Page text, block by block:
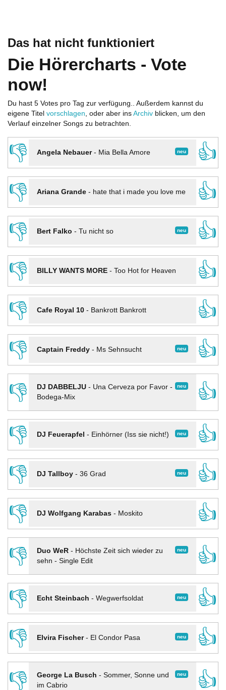
Das hat nicht funktioniert
Die Hörercharts - Vote
now!
Du hast 5 Votes pro Tag zur verfügung.. Außerdem kannst du
eigene Titel vorschlagen, oder aber ins Archiv blicken, um den
Verlauf einzelner Songs zu betrachten.
👎 neu
Angela Nebauer- Mia Bella Amore
👍
👎
Ariana Grande- hate that i made you love me
👍
👎
neu
Bert Falko - Tu nicht so
👍
👎
BILLY WANTS MORE- Too Hot for Heaven
👍
👎
Cafe Royal 10- Bankrott Bankrott
👍
👎
neu
Captain Freddy- Ms Sehnsucht
👍
👎
neu
DJ DABBELJU- Una Cerveza por Favor -
Bodega-Mix
👍
👎
neu
DJ Feuerapfel - Einhörner (Iss sie nicht!)
👍
👎
neu
DJ Tallboy- 36 Grad
👍
👎
DJ Wolfgang Karabas- Moskito
👍
👎
neu
Duo WeR- Höchste Zeit sich wieder zu
sehn - Single Edit
👍
👎
neu
Echt Steinbach - Wegwerfsoldat
👍
👎
neu
Elvira Fischer- El Condor Pasa
👍
👎
neu
George La Busch - Sommer, Sonne und
im Cabrio
👍